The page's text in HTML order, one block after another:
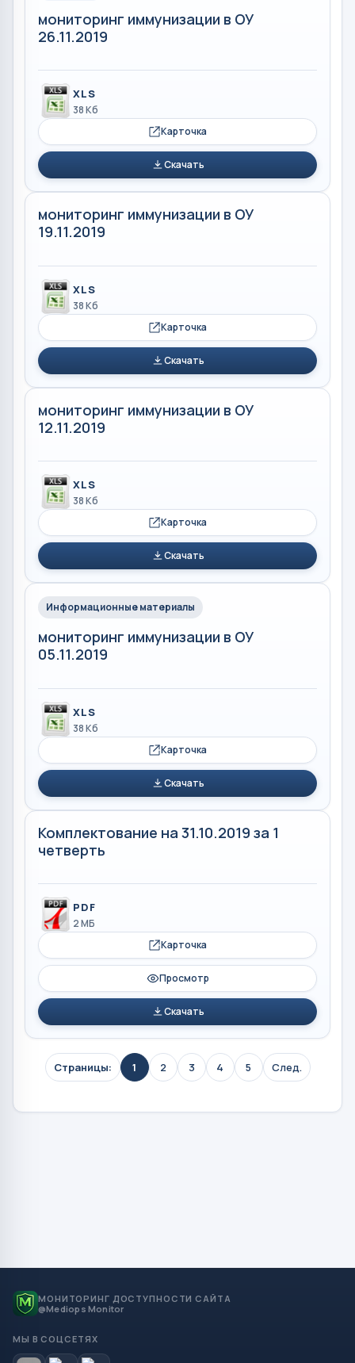
мониторинг иммунизации в ОУ
26.11.2019
XLS
38 Кб
Карточка
Скачать
мониторинг иммунизации в ОУ
19.11.2019
XLS
38 Кб
Карточка
Скачать
мониторинг иммунизации в ОУ
12.11.2019
XLS
38 Кб
Карточка
Скачать
Информационные материалы
мониторинг иммунизации в ОУ
05.11.2019
XLS
38 Кб
Карточка
Скачать
Комплектование на 31.10.2019 за 1
четверть
PDF
2 МБ
Карточка
Просмотр
Скачать
Страницы: 1 2 3 4 5 След.
МОНИТОРИНГ ДОСТУПНОСТИ САЙТА
@Mediops Monitor
МЫ В СОЦСЕТЯХ